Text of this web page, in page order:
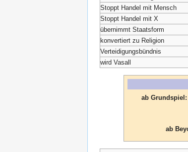
Stoppt Handel mit Mensch
Stoppt Handel mit X
übernimmt Staatsform
konvertiert zu Religion
Verteidigungsbündnis
wird Vasall
ab Grundspiel:
ab